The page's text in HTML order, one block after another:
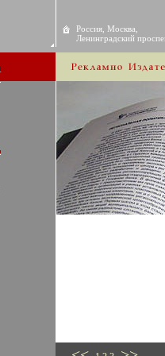
Россия, Москва,
Ленинградский